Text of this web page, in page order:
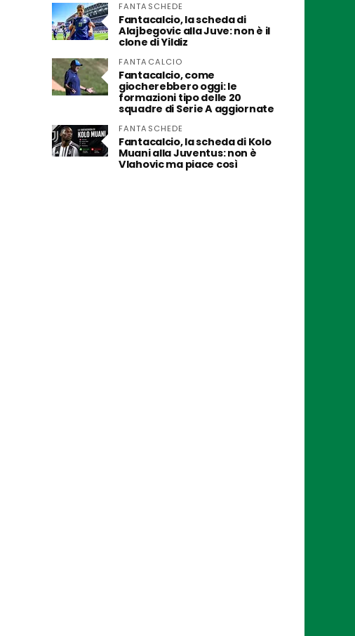
FANTASCHEDE
Fantacalcio, la scheda di
Alajbegovic alla Juve: non è il
clone di Yildiz
FANTACALCIO
Fantacalcio, come
giocherebbero oggi: le
formazioni tipo delle 20
squadre di Serie A aggiornate
FANTASCHEDE
Fantacalcio, la scheda di Kolo
Muani alla Juventus: non è
Vlahovic ma piace così